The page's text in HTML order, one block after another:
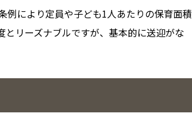
例により定員や子ども1人あたりの保育面積
リーズナブルですが、基本的に送迎がな